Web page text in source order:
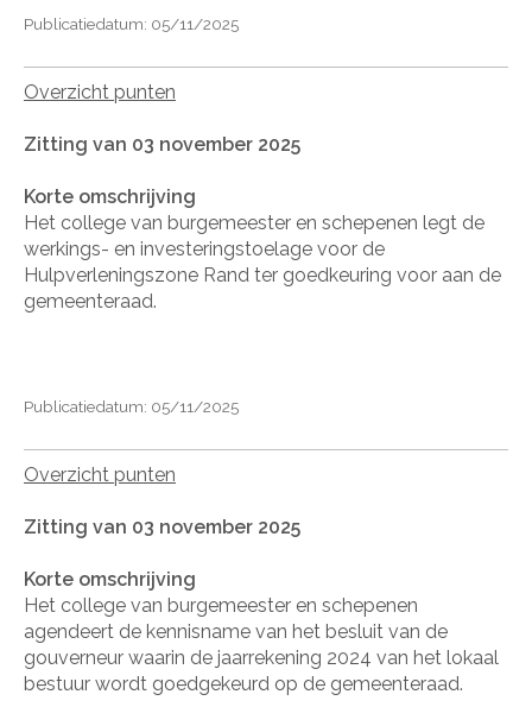
Publicatiedatum: 05/11/2025
Overzicht punten
Zitting van 03 november 2025
Korte omschrijving
Het college van burgemeester en schepenen legt de
werkings- en investeringstoelage voor de
Hulpverleningszone Rand ter goedkeuring voor aan de
gemeenteraad.
Publicatiedatum: 05/11/2025
Overzicht punten
Zitting van 03 november 2025
Korte omschrijving
Het college van burgemeester en schepenen
agendeert de kennisname van het besluit van de
gouverneur waarin de jaarrekening 2024 van het lokaal
bestuur wordt goedgekeurd op de gemeenteraad.